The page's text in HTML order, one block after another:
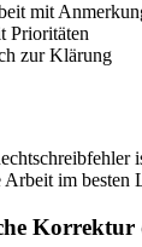
mit
Prioritäten
zur Klärung
Arbeit im
Korrektur